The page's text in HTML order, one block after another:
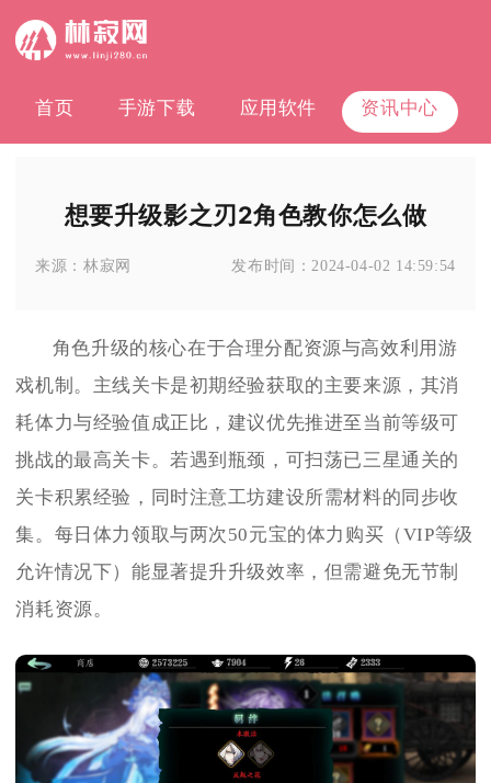
首页 手游下载 应用软件 资讯中心
想要升级影之刃2角色教你怎么做
来源：林寂网 发布时间： 2024-04-02 14:59:54
角色升级的核心在于合理分配资源与高效利用游
戏机制。主线关卡是初期经验获取的主要来源，其消
耗体力与经验值成正比，建议优先推进至当前等级可
挑战的最高关卡。若遇到瓶颈，可扫荡已三星通关的
关卡积累经验，同时注意工坊建设所需材料的同步收
集。每日体力领取与两次50元宝的体力购买（VIP等级
允许情况下）能显著提升升级效率，但需避免无节制
消耗资源。